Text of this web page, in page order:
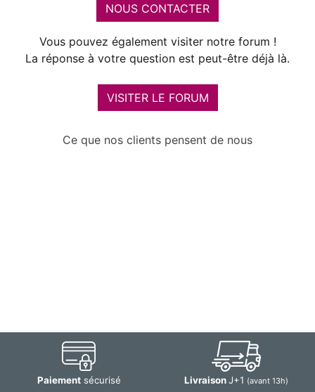
NOUS CONTACTER
Vous pouvez également visiter notre forum !
La réponse à votre question est peut-être déjà là.
VISITER LE FORUM
Ce que nos clients pensent de nous
Paiementsécurisé LivraisonJ+1 (avant 13h)